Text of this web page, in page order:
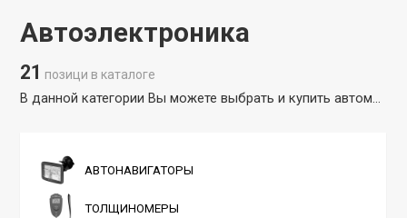
Автоэлектроника
21 позици в каталоге
В данной категории Вы можете выбрать и купить автомобильный навигатор, толщиномер покрытий автомобиля (толщинометр). Если Вы не знаете какой толщиномер выбрать, то можете оставить заявку на обратный звонок, либо позвонить в интернет-магазин навигаторов Amazin.su, наши консультанты бесплатно выбрать навигатор в машину или толщиномер лакокрасочного покрытия автомобиля. Весь товар, представленный в интернет-магазине толщиномеров Amazin.su закупается напрямую у официальных заводов-изготовителей.
АВТОНАВИГАТОРЫ
ТОЛЩИНОМЕРЫ